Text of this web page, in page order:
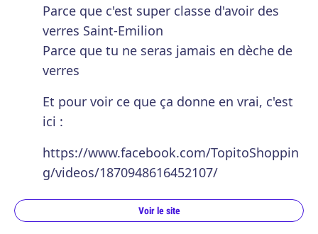
Parce que c'est super classe d'avoir des
verres Saint-Emilion
Parce que tu ne seras jamais en dèche de
verres
Et pour voir ce que ça donne en vrai, c'est
ici :
https://www.facebook.com/TopitoShoppin
g/videos/1870948616452107/
Voir le site